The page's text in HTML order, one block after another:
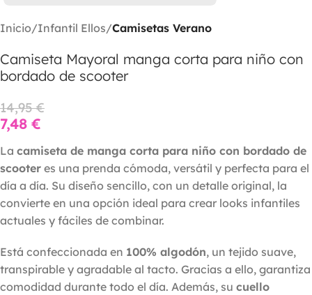
Inicio Infantil Ellos Camisetas Verano
Camiseta Mayoral manga corta para niño con
bordado de scooter
14,95€
7,48 €
La camiseta de manga corta para niño con bordado de
scooter es una prenda cómoda, versátil y perfecta para el
día a día. Su diseño sencillo, con un detalle original, la
convierte en una opción ideal para crear looks infantiles
actuales y fáciles de combinar.
Está confeccionada en 100% algodón, un tejido suave,
transpirable y agradable al tacto. Gracias a ello, garantiza
comodidad durante todo el día. Además, su cuello